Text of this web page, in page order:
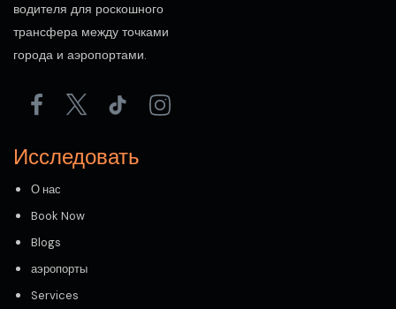
водителя для роскошного
трансфера между точками
города и аэропортами.
Исследовать
О нас
Book Now
Blogs
аэропорты
Services